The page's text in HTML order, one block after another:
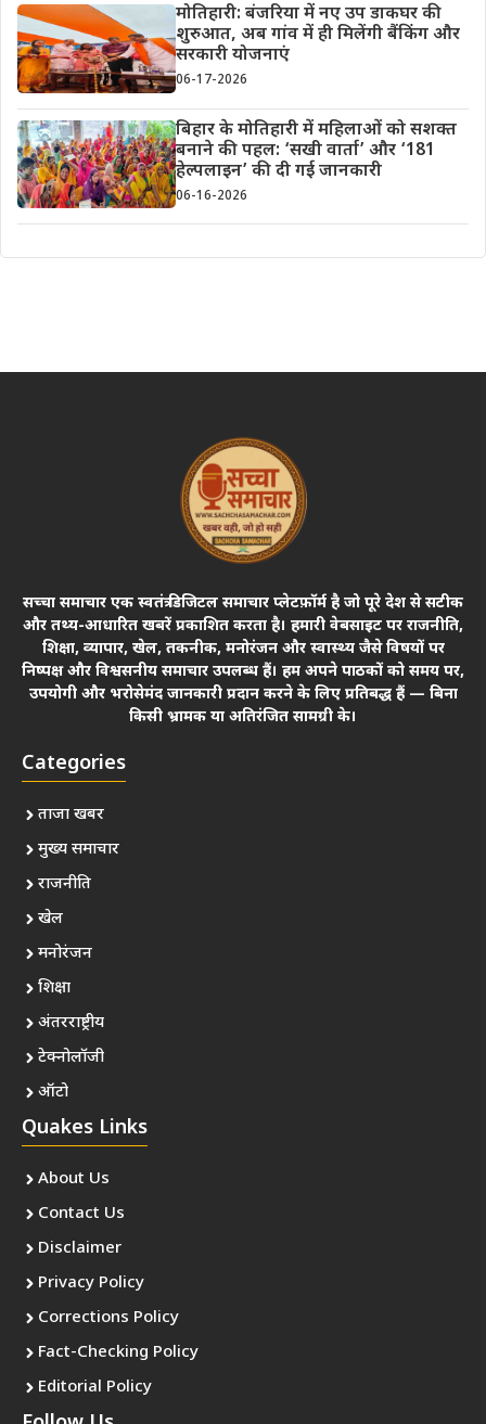
मोतिहारी: बंजरिया में नए उप डाकघर की
शुरुआत, अब गांव में ही मिलेंगी बैंकिंग और
सरकारी योजनाएं
06-17-2026
बिहार के मोतिहारी में महिलाओं को सशक्त
बनाने की पहल: ‘सखी वार्ता’ और ‘181
हेल्पलाइन’ की दी गई जानकारी
06-16-2026
सच्चा समाचार एक स्वतंत्र डिजिटल समाचार प्लेटफ़ॉर्म है जो पूरे देश से सटीक
और तथ्य-आधारित खबरें प्रकाशित करता है। हमारी वेबसाइट पर राजनीति,
शिक्षा, व्यापार, खेल, तकनीक, मनोरंजन और स्वास्थ्य जैसे विषयों पर
निष्पक्ष और विश्वसनीय समाचार उपलब्ध हैं। हम अपने पाठकों को समय पर,
उपयोगी और भरोसेमंद जानकारी प्रदान करने के लिए प्रतिबद्ध हैं — बिना
किसी भ्रामक या अतिरंजित सामग्री के।
Categories
ताजा खबर
मुख्य समाचार
राजनीति
खेल
मनोरंजन
शिक्षा
अंतरराष्ट्रीय
टेक्नोलॉजी
ऑटो
Quakes Links
About Us
Contact Us
Disclaimer
Privacy Policy
Corrections Policy
Fact-Checking Policy
Editorial Policy